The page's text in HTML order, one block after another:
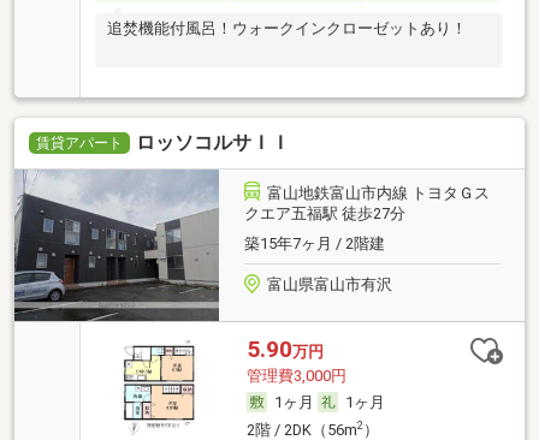
追焚機能付風呂！ウォークインクローゼットあり！
賃貸アパート ロッソコルサＩＩ
富山地鉄富山市内線 トヨタＧス
クエア五福駅 徒歩27分
築15年7ヶ月 / 2階建
富山県富山市有沢
5.90万円
管理費3,000円
1ヶ月
1ヶ月
2階 / 2DK（56m2）